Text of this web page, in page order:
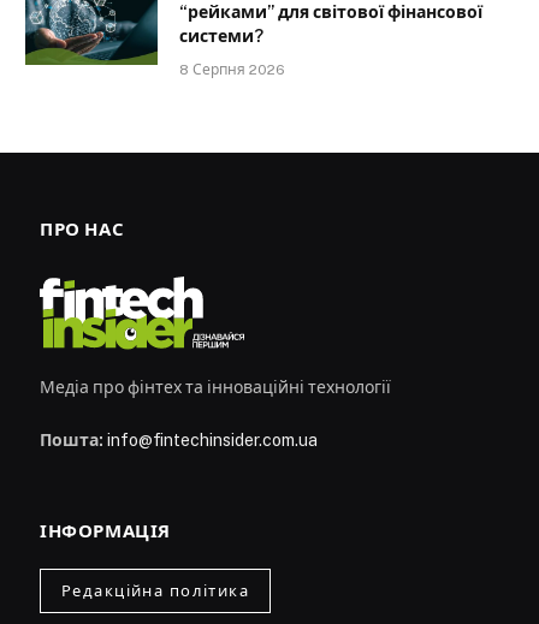
“рейками” для світової фінансової
системи?
8 Серпня 2026
ПРО НАС
Медіа про фінтех та інноваційні технології
Пошта: info@fintechinsider.com.ua
ІНФОРМАЦІЯ
Редакційна політика